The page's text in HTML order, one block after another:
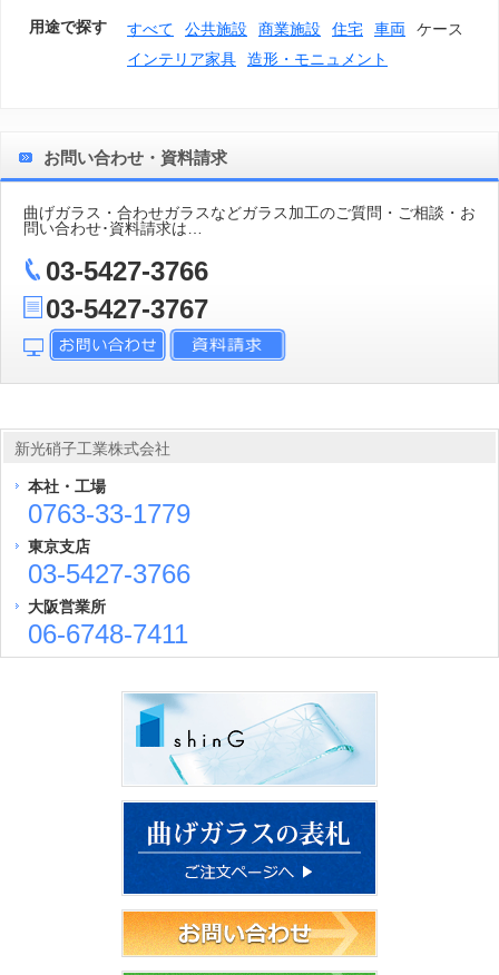
用途で探す すべて 公共施設 商業施設 住宅 車両
ケース
インテリア家具
造形・モニュメント
お問い合わせ・資料請求
曲げガラス・合わせガラスなどガラス加工のご質問・ご相談・お
問い合わせ･資料請求は…
03-5427-3766
03-5427-3767
新光硝子工業株式会社
本社・工場
0763-33-1779
東京支店
03-5427-3766
大阪営業所
06-6748-7411